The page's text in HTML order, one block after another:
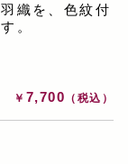
織を、色紋付
。
￥ 7,700 （税込）